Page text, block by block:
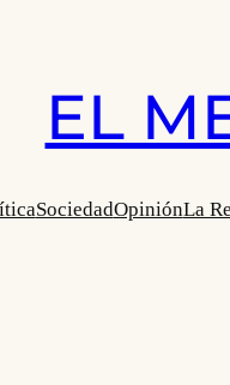
EL
SociedadOpiniónLa